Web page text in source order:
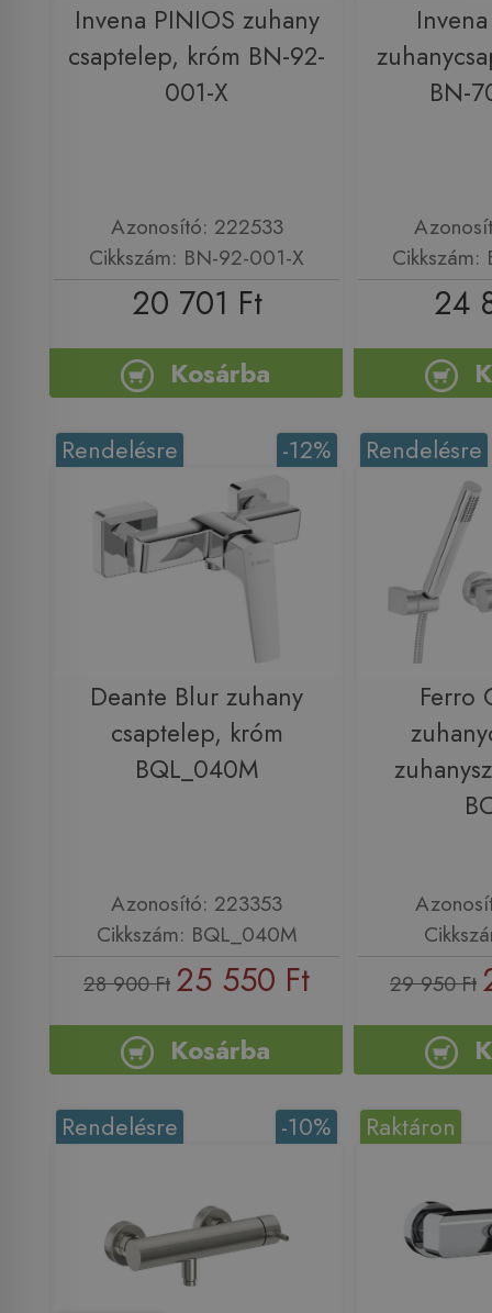
Invena PINIOS zuhany
csaptelep, króm BN-92-
001-X
Azonosító: 222533
Cikkszám: BN-92-001-X
20 701 Ft
Kosárba
BN-
24
-12%
Rendelésre
Deante Blur zuhany
csaptelep, króm
BQL_040M
Azonosító: 223353
Cikkszám: BQL_040M
28 900 Ft 25 550 Ft
Kosárba
Rendelésre
Ferro
29 950 Ft
-10%
Rendelésre Raktáron